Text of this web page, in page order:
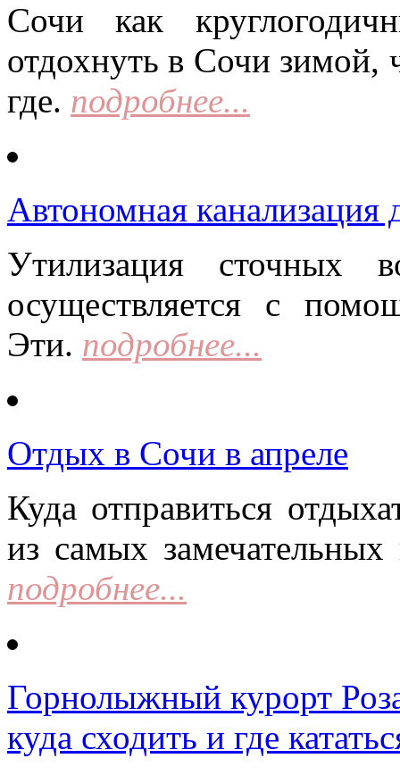
Сочи как
отдохнуть в Сочи зимой,
где. подробнее...
Автономная канализация
Утилизация сточных
осуществляется с
Эти. подробнее...
Отдых в Сочи в апреле
Куда отправиться
из самых замечательных
подробнее...
Горнолыжный курорт
куда сходить и где